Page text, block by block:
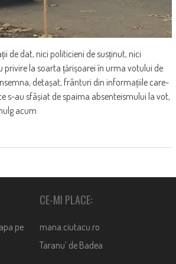
de dat, nici politicieni de susținut, nici
privire la soarta țărișoarei în urma votului de
detașat, frânturi din informațiile care-
s-au sfâșiat de spaima absenteismului la vot,
acum
pe
CE-MI PLACE:
mana.ciutacu.ro
Taranu’ de Badea